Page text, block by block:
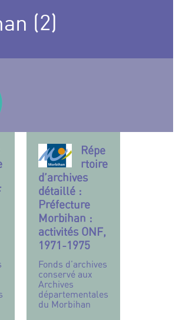
(2)
Répe
rtoire
d’archives
détaillé :
Préfecture
Morbihan :
activités ONF,
1971-1975
Fonds d’archives
conservé aux
Archives
départementales
du Morbihan